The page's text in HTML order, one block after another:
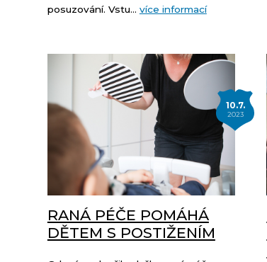
posuzování. Vstu... více informací
10.7.
2023
RANÁ PÉČE POMÁHÁ
DĚTEM S POSTIŽENÍM